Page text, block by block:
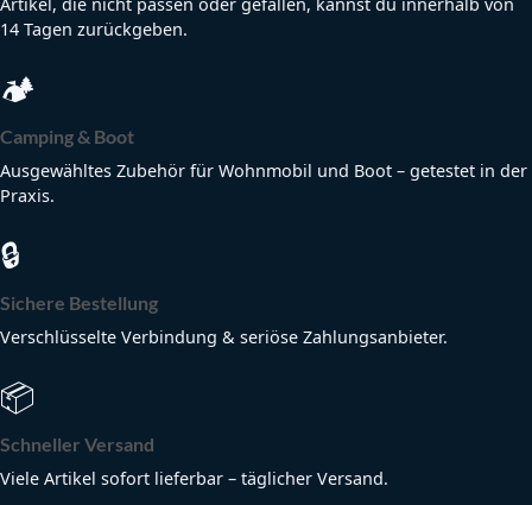
14 Tagen zurückgeben.
🏕
Camping & Boot
Ausgewähltes Zubehör für Wohnmobil und Boot – getestet in der
Praxis.
🔒
Sichere Bestellung
Verschlüsselte Verbindung & seriöse Zahlungsanbieter.
📦
Schneller Versand
Viele Artikel sofort lieferbar – täglicher Versand.